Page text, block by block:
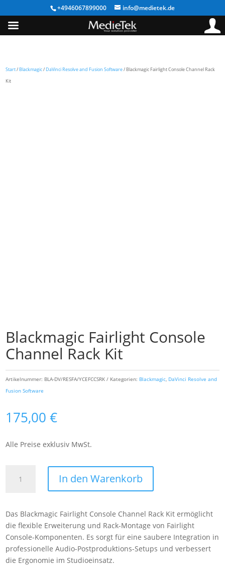
+4946067899000 info@medietek.de
Start/ Blackmagic/ DaVinci Resolve and Fusion Software/ Blackmagic Fairlight Console Channel Rack
Kit
Blackmagic Fairlight Console
Channel Rack Kit
Artikelnummer: BLA-DV/RESFA/YCEFCCSRK Kategorien: Blackmagic DaVinci Resolve and
Fusion Software
175,00€
Alle Preise exklusiv MwSt.
Fairlight
Rack
Kit
Menge
In den Warenkorb
Das Blackmagic Fairlight Console Channel Rack Kit ermöglicht
die flexible Erweiterung und Rack-Montage von Fairlight
Console-Komponenten. Es sorgt für eine saubere Integration in
professionelle Audio-Postproduktions-Setups und verbessert
die Ergonomie im Studioeinsatz.